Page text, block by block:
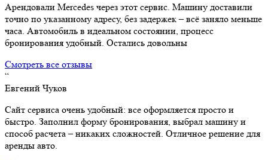
Арендовали Mercedes через этот сервис. Машину доставили
точно по указанному адресу, без задержек – всё заняло меньше
часа. Автомобиль в идеальном состоянии, процесс
бронирования удобный. Остались довольны
Смотреть все отзывы
“
Евгений Чуков
Сайт сервиса очень удобный: все оформляется просто и
быстро. Заполнил форму бронирования, выбрал машину и
способ расчета – никаких сложностей. Отличное решение для
аренды авто.